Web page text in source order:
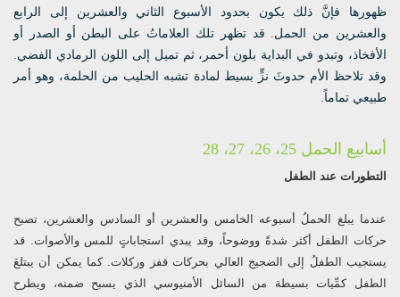
ظهورها فإنَّ ذلك يكون بحدود الأسبوع الثاني والعشرين إلى الرابع
والعشرين من الحمل. قد تظهر تلك العلاماتُ على البطن أو الصدر أو
الأفخاذ، وتبدو في البداية بلون أحمر، ثم تميل إلى اللون الرمادي الفضي.
وقد تلاحظ الأم حدوثَ نزٍّ بسيط لمادة تشبه الحليب من الحلمة، وهو أمر
طبيعي تماماً.
أسابيع الحمل 25، 26، 27، 28
التطورات عند الطفل
عندما يبلغ الحملُ أسبوعه الخامس والعشرين أو السادس والعشرين، تصبح
حركات الطفل أكثر شدةً ووضوحاً، وقد يبدي استجاباتٍ للمس والأصوات. قد
يستجيب الطفلُ إلى الضجيج العالي بحركات قفز وركلات. كما يمكن أن يبتلعَ
الطفل كمِّيات بسيطة من السائل الأمنيوسي الذي يسبح ضمنه، ويطرح